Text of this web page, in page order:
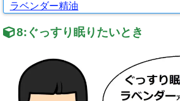
ラベンダー精油
8: ぐっすり眠りたいとき